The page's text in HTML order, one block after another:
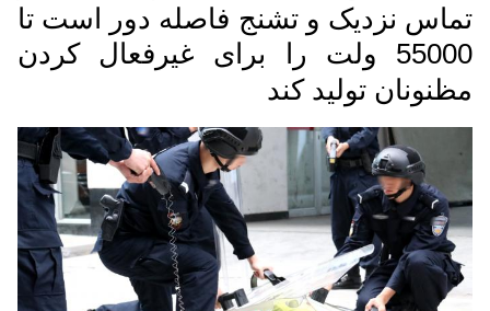
تماس نزدیک و تشنج فاصله دور است تا
55000 ولت را برای غیرفعال کردن
مظنونان تولید کند